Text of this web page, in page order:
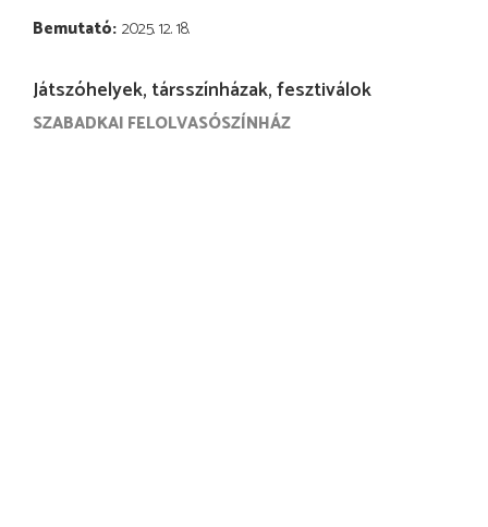
Bemutató 2025. 12. 18.
Játszóhelyek, társszínházak, fesztiválok
SZABADKAI FELOLVASÓSZÍNHÁZ